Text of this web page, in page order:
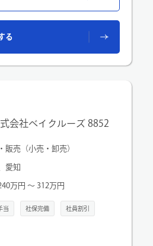
てとびきりチャーミングになる
る
会社ベイクルーズ 8852
販売（小売・卸売）
愛知
万円 〜 312万円
当 社保完備 社員割引